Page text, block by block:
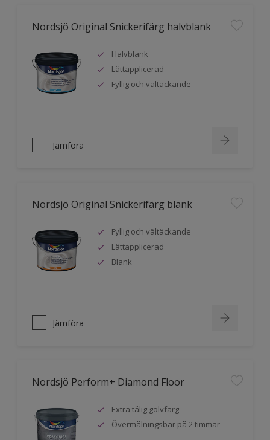
Nordsjö Original Snickerifärg halvblank
Halvblank
Lättapplicerad
Fyllig och vältäckande
Jämföra
Nordsjö Original Snickerifärg blank
Fyllig och vältäckande
Lättapplicerad
Blank
Jämföra
Nordsjö Perform+ Diamond Floor
Extra tålig golvfärg
Övermålningsbar på 2 timmar